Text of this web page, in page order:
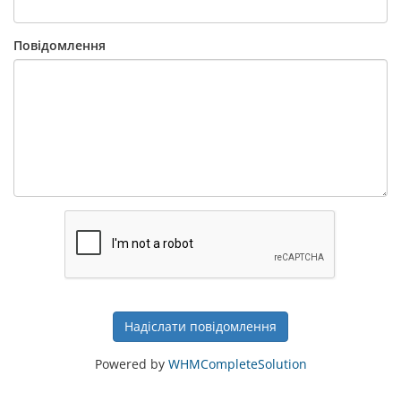
Повідомлення
Надіслати повідомлення
Powered by WHMCompleteSolution